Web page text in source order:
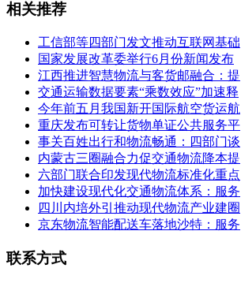
相关推荐
工信部等四部门发文推动互联网基础
国家发展改革委举行6月份新闻发布
江西推进智慧物流与客货邮融合：提
交通运输数据要素“乘数效应”加速释
今年前五月我国新开国际航空货运航
重庆发布可转让货物单证公共服务平
事关百姓出行和物流畅通：四部门谈
内蒙古三圈融合力促交通物流降本提
六部门联合印发现代物流标准化重点
加快建设现代化交通物流体系：服务
四川内培外引推动现代物流产业建圈
京东物流智能配送车落地沙特：服务
联系方式